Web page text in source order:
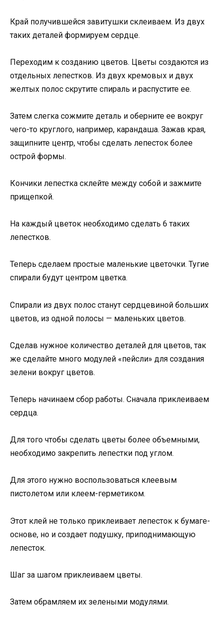
Край получившейся завитушки склеиваем. Из двух
таких деталей формируем сердце.
Переходим к созданию цветов. Цветы создаются из
отдельных лепестков. Из двух кремовых и двух
желтых полос скрутите спираль и распустите ее.
Затем слегка сожмите деталь и оберните ее вокруг
чего-то круглого, например, карандаша. Зажав края,
защипните центр, чтобы сделать лепесток более
острой формы.
Кончики лепестка склейте между собой и зажмите
прищепкой.
На каждый цветок необходимо сделать 6 таких
лепестков.
Теперь сделаем простые маленькие цветочки. Тугие
спирали будут центром цветка.
Спирали из двух полос станут сердцевиной больших
цветов, из одной полосы — маленьких цветов.
Сделав нужное количество деталей для цветов, так
же сделайте много модулей «пейсли» для создания
зелени вокруг цветов.
Теперь начинаем сбор работы. Сначала приклеиваем
сердца.
Для того чтобы сделать цветы более объемными,
необходимо закрепить лепестки под углом.
Для этого нужно воспользоваться клеевым
пистолетом или клеем-герметиком.
Этот клей не только приклеивает лепесток к бумаге-
основе, но и создает подушку, приподнимающую
лепесток.
Шаг за шагом приклеиваем цветы.
Затем обрамляем их зелеными модулями.